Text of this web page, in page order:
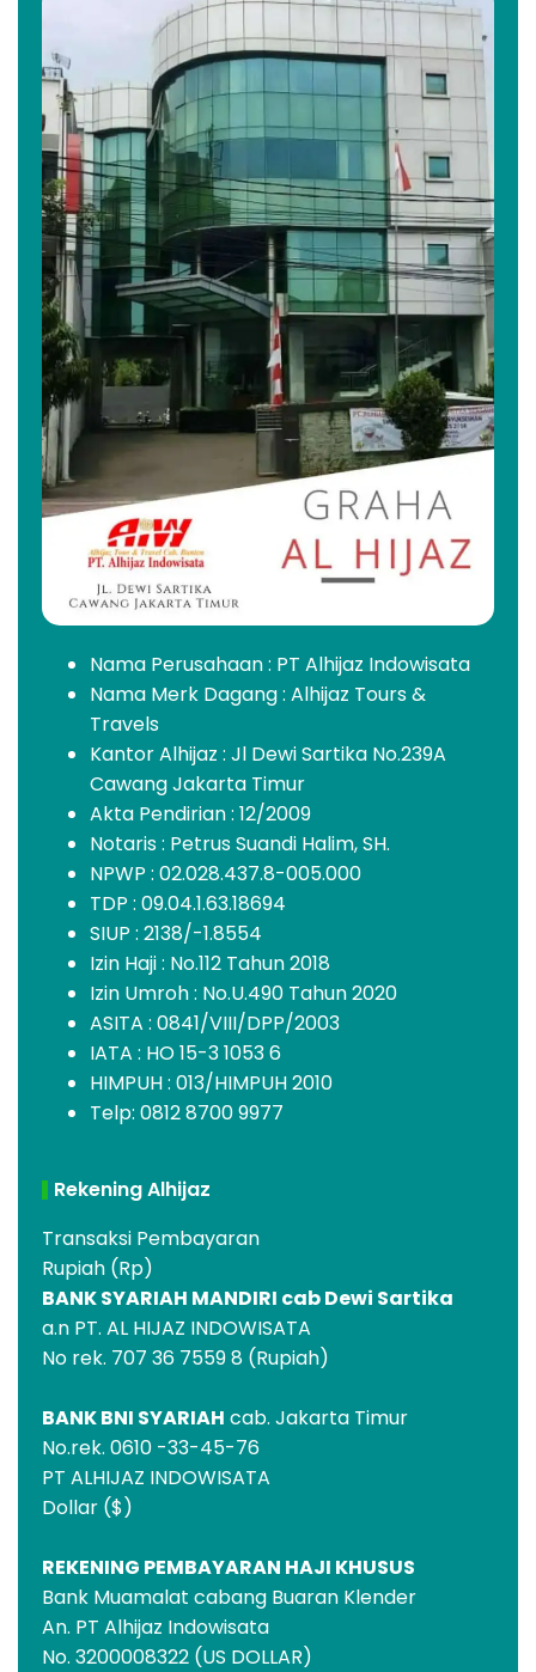
Nama Perusahaan : PT Alhijaz Indowisata
Nama Merk Dagang : Alhijaz Tours &
Travels
Kantor Alhijaz : Jl Dewi Sartika No.239A
Cawang Jakarta Timur
Akta Pendirian : 12/2009
Notaris : Petrus Suandi Halim, SH.
NPWP : 02.028.437.8-005.000
TDP : 09.04.1.63.18694
SIUP : 2138/-1.8554
Izin Haji : No.112 Tahun 2018
Izin Umroh : No.U.490 Tahun 2020
ASITA : 0841/VIII/DPP/2003
IATA : HO 15-3 1053 6
HIMPUH : 013/HIMPUH 2010
Telp: 0812 8700 9977
Rekening Alhijaz
Transaksi Pembayaran
Rupiah (Rp)
BANK SYARIAH MANDIRI cab Dewi Sartika
a.n PT. AL HIJAZ INDOWISATA
No rek. 707 36 7559 8 (Rupiah)
BANK BNI SYARIAH cab. Jakarta Timur
No.rek. 0610 -33-45-76
PT ALHIJAZ INDOWISATA
Dollar ($)
REKENING PEMBAYARAN HAJI KHUSUS
Bank Muamalat cabang Buaran Klender
An. PT Alhijaz Indowisata
No. 3200008322 (US DOLLAR)